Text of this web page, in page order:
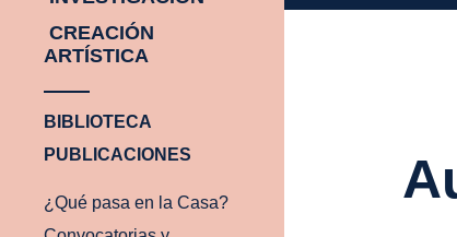
CREACIÓN
ARTÍSTICA
BIBLIOTECA
PUBLICACIONES
¿Qué pasa en la Casa?